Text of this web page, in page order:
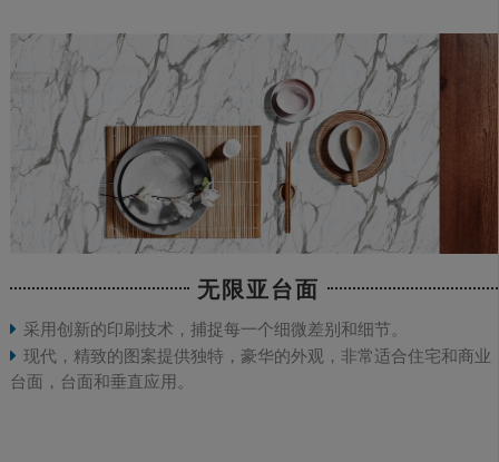
无限亚台面
采用创新的印刷技术，捕捉每一个细微差别和细节。
现代，精致的图案提供独特，豪华的外观，非常适合住宅和商业
台面，台面和垂直应用。